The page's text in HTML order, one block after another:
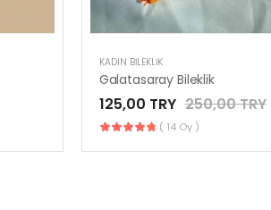
KADIN BILEKLIK
Galatasaray Bileklik
125,00 TRY 250,00 TRY
( 14 Oy )